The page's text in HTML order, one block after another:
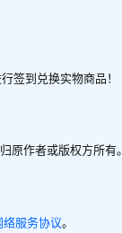
签到兑换实物商品！
原作者或版权方所有。
服务协议。